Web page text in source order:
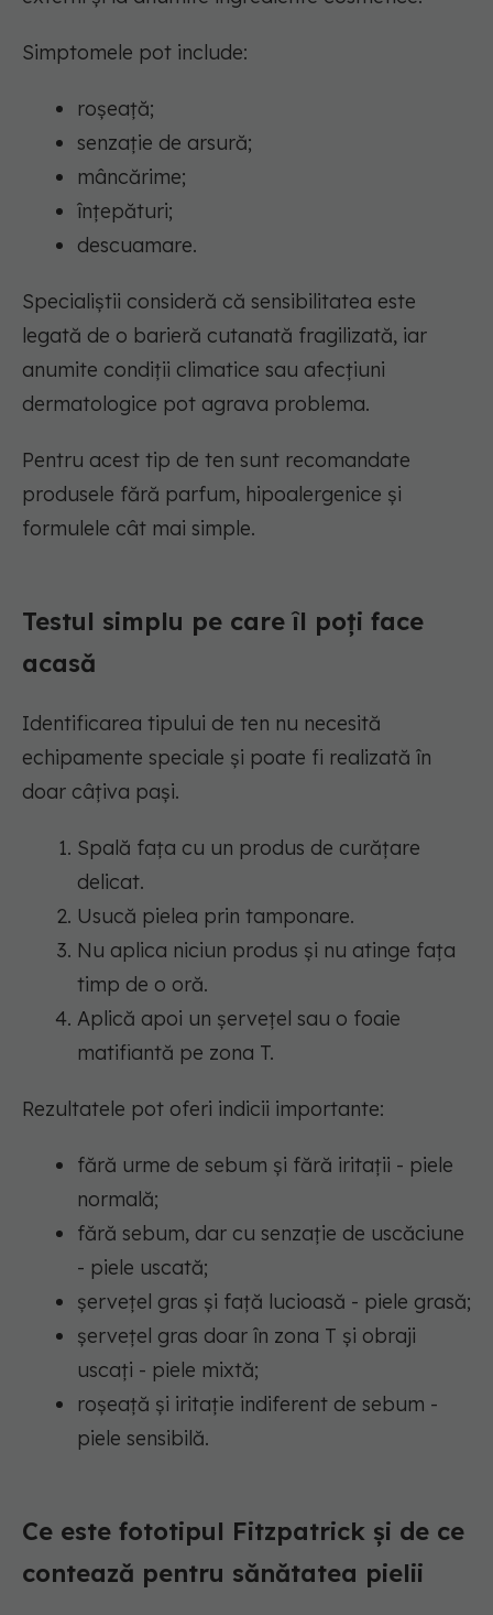
Simptomele pot include:
roșeață;
senzație de arsură;
mâncărime;
înțepături;
descuamare.
Specialiștii consideră că sensibilitatea este
legată de o barieră cutanată fragilizată, iar
anumite condiții climatice sau afecțiuni
dermatologice pot agrava problema.
Pentru acest tip de ten sunt recomandate
produsele fără parfum, hipoalergenice și
formulele cât mai simple.
Testul simplu pe care îl poți face
acasă
Identificarea tipului de ten nu necesită
echipamente speciale și poate fi realizată în
doar câțiva pași.
Spală fața cu un produs de curățare
delicat.
Usucă pielea prin tamponare.
Nu aplica niciun produs și nu atinge fața
timp de o oră.
Aplică apoi un șervețel sau o foaie
matifiantă pe zona T.
Rezultatele pot oferi indicii importante:
fără urme de sebum și fără iritații - piele
normală;
fără sebum, dar cu senzație de uscăciune
- piele uscată;
șervețel gras și față lucioasă - piele grasă;
șervețel gras doar în zona T și obraji
uscați - piele mixtă;
roșeață și iritație indiferent de sebum -
piele sensibilă.
Ce este fototipul Fitzpatrick și de ce
contează pentru sănătatea pielii